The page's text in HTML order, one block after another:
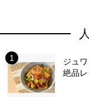
ジュ
絶品